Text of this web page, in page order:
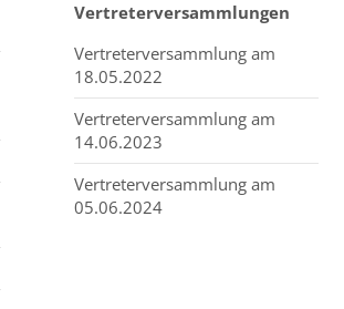
Vertreterversammlungen
Vertreterversammlung am
18.05.2022
Vertreterversammlung am
14.06.2023
Vertreterversammlung am
05.06.2024